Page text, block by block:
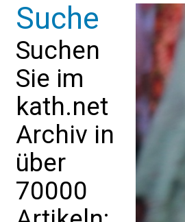
Suche
Suchen
Sie im
kath.net
Archiv in
über
70000